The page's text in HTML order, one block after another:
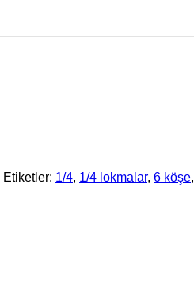
Etiketler: 1/4, 1/4 lokmalar, 6 köşe,